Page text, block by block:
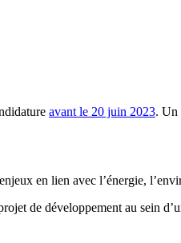
avant le 20 juin 2023. Un
en lien avec l’énergie,
de développement au sein